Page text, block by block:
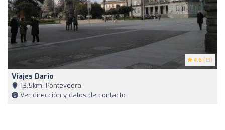
4.6 (13)
Viajes Dario
13,5km, Pontevedra
Ver dirección y datos de contacto